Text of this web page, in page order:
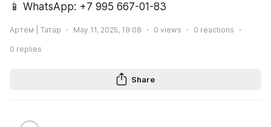
📱 WhatsApp: +7 995 667-01-83
Артём | Татар May 11, 2025, 19:08 0 views 0 reactions
0 replies
Share